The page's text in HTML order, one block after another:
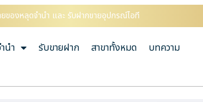
ของหลุดจำนำ และ รับฝากขายอุปกรณ์ไอที
นำ รับขายฝาก สาขาทั้งหมด
บทความ